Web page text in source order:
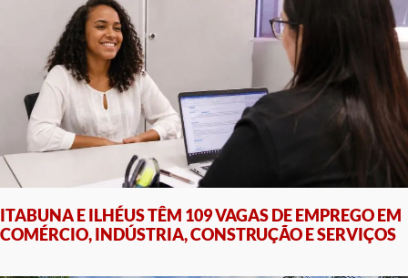
ITABUNA E ILHÉUS TÊM 109 VAGAS DE EMPREGO EM
COMÉRCIO, INDÚSTRIA, CONSTRUÇÃO E SERVIÇOS